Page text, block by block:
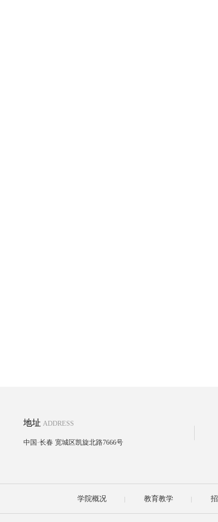
地址 ADDRESS
中国·长春 宽城区凯旋北路7666号
学院概况 | 教育教学 |